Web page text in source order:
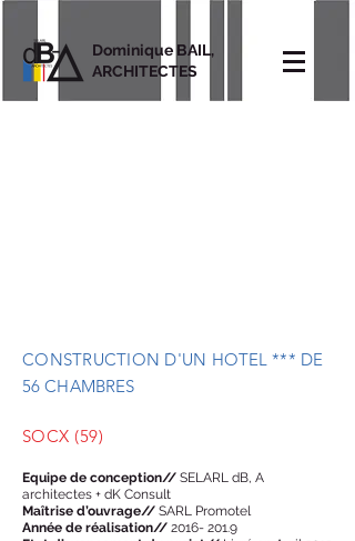
Dominique BAIL,
ARCHITECTES
CONSTRUCTION D'UN HOTEL *** DE
56 CHAMBRES
SOCX (59)
Equipe de conception// SELARL dB, A
architectes + dK Consult
Maîtrise d’ouvrage// SARL Promotel
Année de réalisation// 2016- 201.9